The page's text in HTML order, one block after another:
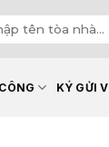
KÝ GỬI